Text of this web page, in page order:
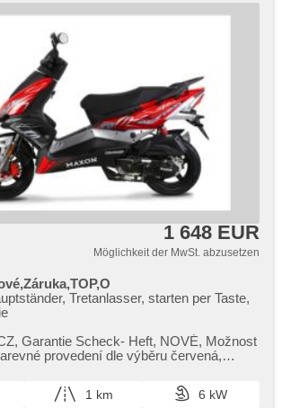
1 648 EUR
Möglichkeit der MwSt. abzusetzen
Tretanlasser, starten per Taste,
Garantie Scheck​- Heft,​ NOVÉ,​ Možnost
provedení dle výběru červená,​
1 km
6 kW